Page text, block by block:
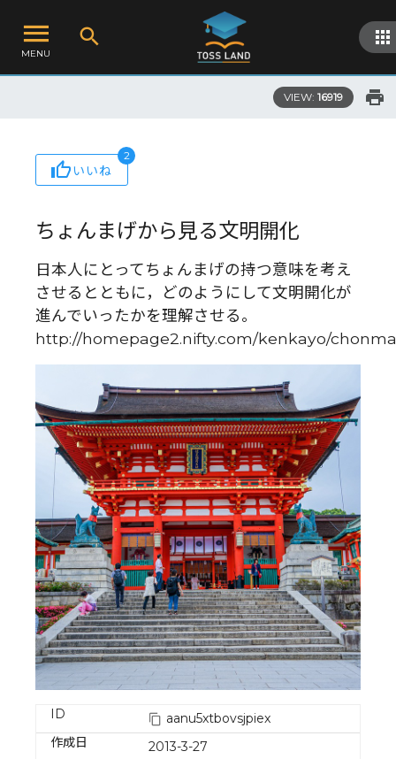
MENU
VIEW: 16919
いいね
2
ちょんまげから見る文明開化
日本人にとってちょんまげの持つ意味を考え
させるとともに，どのようにして文明開化が
進んでいったかを理解させる。
http://homepage2.nifty.com/kenkayo/
ID
aanu5xtbovsjpiex
作成日
2013-3-27